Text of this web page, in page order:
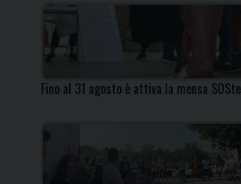
Fino al 31 agosto è attiva la mensa